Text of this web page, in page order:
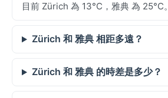
目前 Zürich 為 13°C，雅典 為 25°C。
Zürich 和 雅典 相距多遠？
Zürich 和 雅典 的時差是多少？